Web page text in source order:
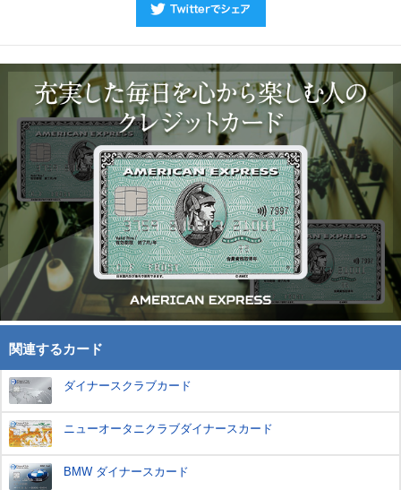
関連するカード
ダイナースクラブカード
ニューオータニクラブダイナースカード
BMW ダイナースカード